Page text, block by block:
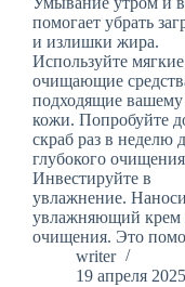
помогает убрать
и излишки жира.
Используйте мягкие
очищающие
подходящие
кожи. Попробуйте
скраб раз в неделю
глубокого
Инвестируйте в
увлажнение.
увлажняющий крем
очищения. Это
writer
19 апреля 2025